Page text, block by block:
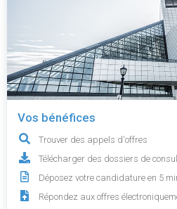
Vos bénéfices
Trouver des appels d'offres
Télécharger des dossiers de
Déposez votre candidature en 5
Répondez aux offres